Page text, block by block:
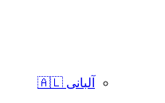
آلبانی 🇦🇱